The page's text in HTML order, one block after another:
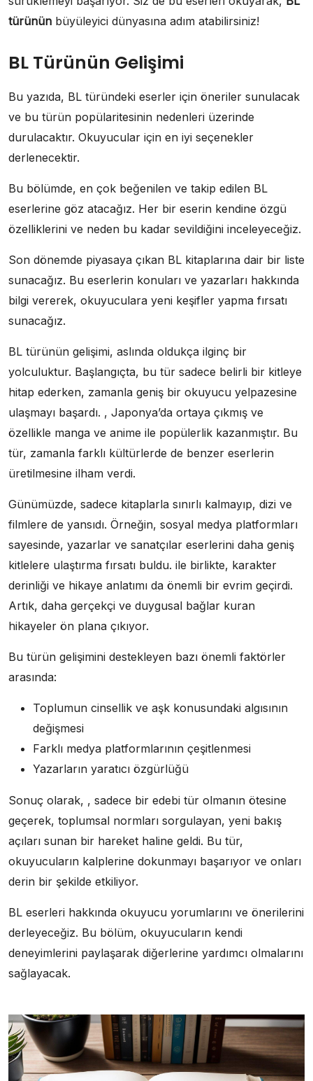
türünün büyüleyici dünyasına adım atabilirsiniz!
BL Türünün Gelişimi
Bu yazıda, BL türündeki eserler için öneriler sunulacak
ve bu türün popülaritesinin nedenleri üzerinde
durulacaktır. Okuyucular için en iyi seçenekler
derlenecektir.
Bu bölümde, en çok beğenilen ve takip edilen BL
eserlerine göz atacağız. Her bir eserin kendine özgü
özelliklerini ve neden bu kadar sevildiğini inceleyeceğiz.
Son dönemde piyasaya çıkan BL kitaplarına dair bir liste
sunacağız. Bu eserlerin konuları ve yazarları hakkında
bilgi vererek, okuyuculara yeni keşifler yapma fırsatı
sunacağız.
BL türünün gelişimi, aslında oldukça ilginç bir
yolculuktur. Başlangıçta, bu tür sadece belirli bir kitleye
hitap ederken, zamanla geniş bir okuyucu yelpazesine
ulaşmayı başardı. , Japonya’da ortaya çıkmış ve
özellikle manga ve anime ile popülerlik kazanmıştır. Bu
tür, zamanla farklı kültürlerde de benzer eserlerin
üretilmesine ilham verdi.
Günümüzde, sadece kitaplarla sınırlı kalmayıp, dizi ve
filmlere de yansıdı. Örneğin, sosyal medya platformları
sayesinde, yazarlar ve sanatçılar eserlerini daha geniş
kitlelere ulaştırma fırsatı buldu. ile birlikte, karakter
derinliği ve hikaye anlatımı da önemli bir evrim geçirdi.
Artık, daha gerçekçi ve duygusal bağlar kuran
hikayeler ön plana çıkıyor.
Bu türün gelişimini destekleyen bazı önemli faktörler
arasında:
Toplumun cinsellik ve aşk konusundaki algısının
değişmesi
Farklı medya platformlarının çeşitlenmesi
Yazarların yaratıcı özgürlüğü
Sonuç olarak, , sadece bir edebi tür olmanın ötesine
geçerek, toplumsal normları sorgulayan, yeni bakış
açıları sunan bir hareket haline geldi. Bu tür,
okuyucuların kalplerine dokunmayı başarıyor ve onları
derin bir şekilde etkiliyor.
BL eserleri hakkında okuyucu yorumlarını ve önerilerini
derleyeceğiz. Bu bölüm, okuyucuların kendi
deneyimlerini paylaşarak diğerlerine yardımcı olmalarını
sağlayacak.